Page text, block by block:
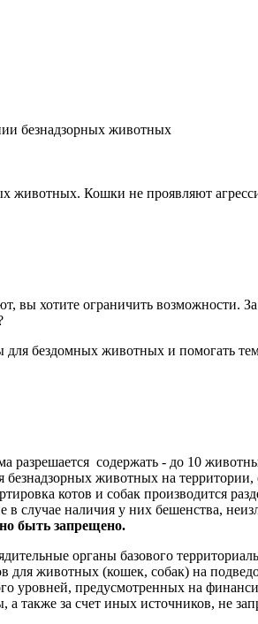
безнадзорных животных
животных. Кошки не проявляют
вы хотите ограничить возможности.
бездомных животных и помогать
разрешается содержать - до 10
животных на
котов и собак производится
случае наличия у них бешенства,
быть запрещено.
органы базового
для животных (кошек, собак) на
уровней, предусмотренных на
также за счет иных источников, не